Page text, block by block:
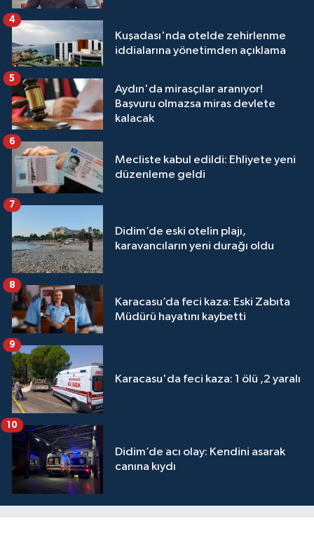
Kuşadası'nda otelde zehirlenme
iddialarına yönetimden açıklama
4
Aydın'da mirasçılar aranıyor!
Başvuru olmazsa miras devlete
kalacak
5
Mecliste kabul edildi: Ehliyete yeni
düzenleme geldi
6
Didim’de eski otelin plajı,
karavancıların yeni durağı oldu
7
Karacasu’da feci kaza: Eski Zabıta
Müdürü hayatını kaybetti
8
Karacasu'da feci kaza: 1 ölü ,2 yaralı
9
Didim’de acı olay: Kendini asarak
canına kıydı
10